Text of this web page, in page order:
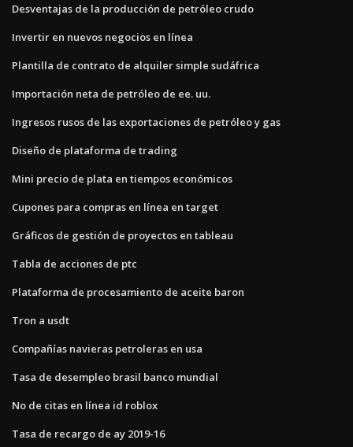
Desventajas de la producción de petróleo crudo
Invertir en nuevos negocios en línea
Plantilla de contrato de alquiler simple sudáfrica
Importación neta de petróleo de ee. uu.
Ingresos rusos de las exportaciones de petróleo y gas
Diseño de plataforma de trading
Mini precio de plata en tiempos económicos
Cupones para compras en línea en target
Gráficos de gestión de proyectos en tableau
Tabla de acciones de ptc
Plataforma de procesamiento de aceite baron
Tron a usdt
Compañías navieras petroleras en usa
Tasa de desempleo brasil banco mundial
No de citas en línea id roblox
Tasa de recargo de ay 2019-16